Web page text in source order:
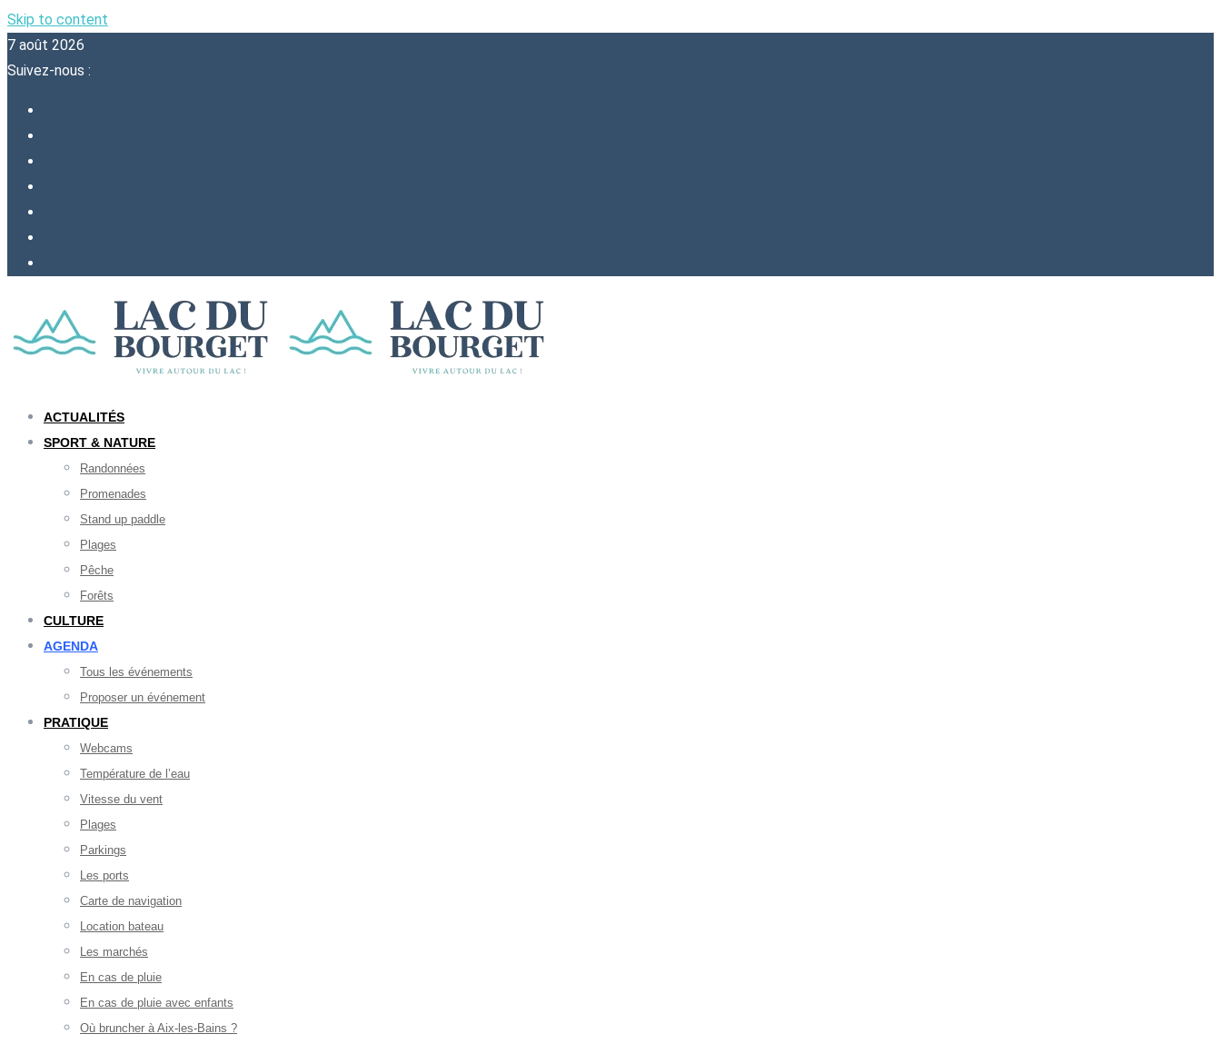
Skip to content
7 août 2026
Suivez-nous :
ACTUALITÉS
SPORT & NATURE
Randonnées
Promenades
Stand up paddle
Plages
Pêche
Forêts
CULTURE
AGENDA
Tous les événements
Proposer un événement
PRATIQUE
Webcams
Température de l’eau
Vitesse du vent
Plages
Parkings
Les ports
Carte de navigation
Location bateau
Les marchés
En cas de pluie
En cas de pluie avec enfants
Où bruncher à Aix-les-Bains ?